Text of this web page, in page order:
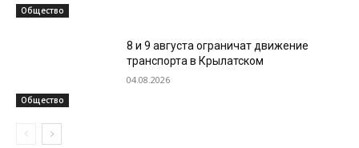
Общество
Общество
8 и 9 августа ограничат движение
транспорта в Крылатском
04.08.2026